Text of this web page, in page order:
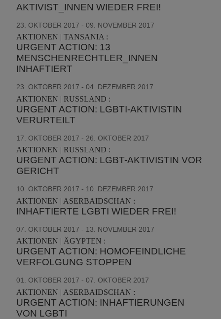
AKTIVIST_INNEN WIEDER FREI!
23. OKTOBER 2017 - 09. NOVEMBER 2017
AKTIONEN | TANSANIA :
URGENT ACTION: 13
MENSCHENRECHTLER_INNEN
INHAFTIERT
23. OKTOBER 2017 - 04. DEZEMBER 2017
AKTIONEN | RUSSLAND :
URGENT ACTION: LGBTI-AKTIVISTIN
VERURTEILT
17. OKTOBER 2017 - 26. OKTOBER 2017
AKTIONEN | RUSSLAND :
URGENT ACTION: LGBT-AKTIVISTIN VOR
GERICHT
10. OKTOBER 2017 - 10. DEZEMBER 2017
AKTIONEN | ASERBAIDSCHAN :
INHAFTIERTE LGBTI WIEDER FREI!
07. OKTOBER 2017 - 13. NOVEMBER 2017
AKTIONEN | ÄGYPTEN :
URGENT ACTION: HOMOFEINDLICHE
VERFOLGUNG STOPPEN
01. OKTOBER 2017 - 07. OKTOBER 2017
AKTIONEN | ASERBAIDSCHAN :
URGENT ACTION: INHAFTIERUNGEN
VON LGBTI